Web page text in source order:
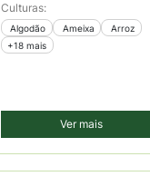
Culturas:
Algodão Ameixa
Arroz
+18 mais
Ver mais